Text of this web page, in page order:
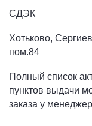
СДЭК
Хотьково,
пом.84
Полный список
пунктов выдачи
заказа у